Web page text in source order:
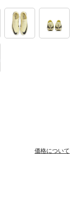
価格について